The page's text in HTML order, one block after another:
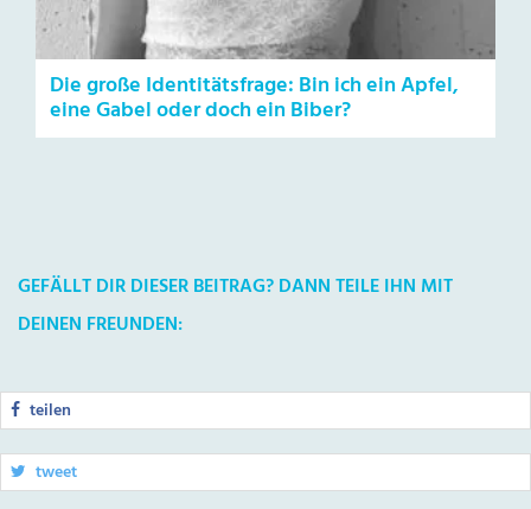
Die große Identitätsfrage: Bin ich ein Apfel,
eine Gabel oder doch ein Biber?
GEFÄLLT DIR DIESER BEITRAG? DANN TEILE IHN MIT
DEINEN FREUNDEN:
teilen
tweet